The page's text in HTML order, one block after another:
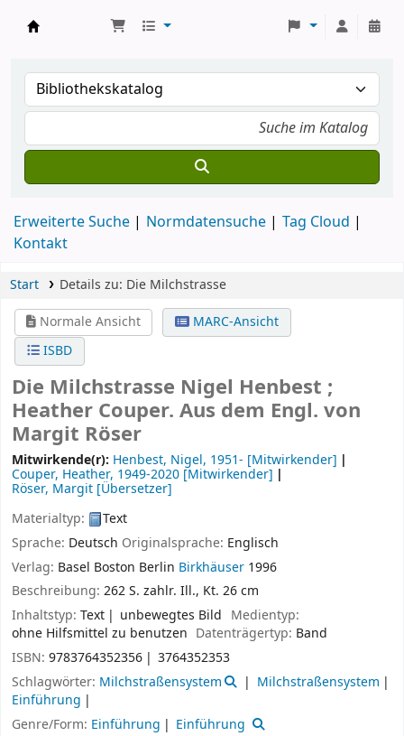
Erweiterte Suche Normdatensuche
Tag Cloud
Kontakt
Start Details zu: Die Milchstrasse
Normale Ansicht
MARC-Ansicht
ISBD
Die Milchstrasse Nigel Henbest ;
Heather Couper. Aus dem Engl. von
Margit Röser
Mitwirkende(r): Henbest, Nigel, 1951- [Mitwirkender]
Couper, Heather, 1949-2020 [Mitwirkender]
Röser, Margit [Übersetzer]
Materialtyp:
Text
Sprache: Deutsch Originalsprache: Englisch
Verlag: Basel Boston Berlin Birkhäuser 1996
Beschreibung: 262 S. zahlr. Ill., Kt. 26 cm
Inhaltstyp: Text unbewegtes Bild Medientyp:
ohne Hilfsmittel zu benutzen Datenträgertyp: Band
ISBN: 9783764352356
3764352353
Schlagwörter: Milchstraßensystem
Milchstraßensystem
Einführung
Genre/Form: Einführung
Einführung